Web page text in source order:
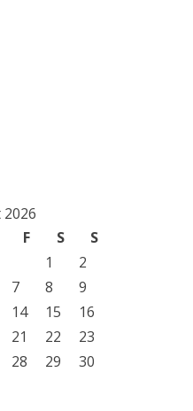
F S
S
1
2
7 8
9
14 15
16
21 22
23
28 29
30